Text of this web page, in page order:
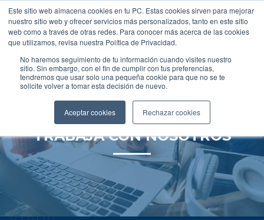
Este sitio web almacena cookies en tu PC. Estas cookies sirven para mejorar
nuestro sitio web y ofrecer servicios más personalizados, tanto en este sitio
web como a través de otras redes. Para conocer más acerca de las cookies
que utilizamos, revisa nuestra Política de Privacidad.
No haremos seguimiento de tu información cuando visites nuestro
sitio. Sin embargo, con el fin de cumplir con tus preferencias,
tendremos que usar solo una pequeña cookie para que no se te
solicite volver a tomar esta decisión de nuevo.
Aceptar cookies Rechazar cookies
TRABAJA CON NOSOTROS